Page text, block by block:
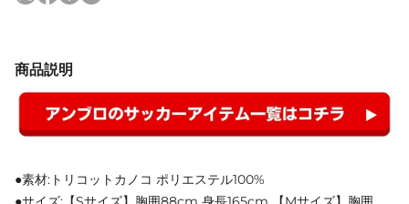
商品説明
●素材:トリコットカノコ ポリエステル100%